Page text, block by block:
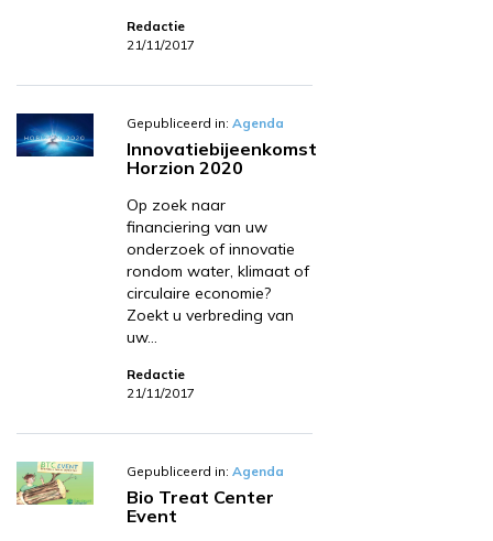
Redactie
21/11/2017
Gepubliceerd in: Agenda
Innovatiebijeenkomst
Horzion 2020
Op zoek naar
financiering van uw
onderzoek of innovatie
rondom water, klimaat of
circulaire economie?
Zoekt u verbreding van
uw…
Redactie
21/11/2017
Gepubliceerd in: Agenda
Bio Treat Center
Event